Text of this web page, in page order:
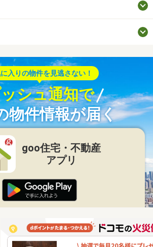
入りの物件を見逃さない！
シュ通知で
物件情報が届く
goo住宅・不動産
アプリ